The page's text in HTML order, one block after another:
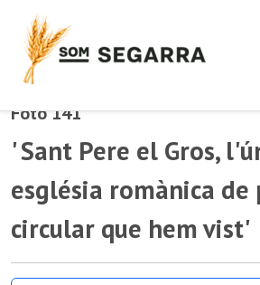
Foto 141
' Sant Pere el Gros,
església romànica de
circular que hem vist'